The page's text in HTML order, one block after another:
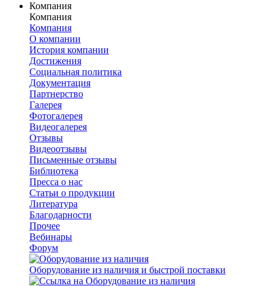
Компания
Компания
Компания
О компании
История компании
Достижения
Социальная политика
Документация
Партнерство
Галерея
Фотогалерея
Видеогалерея
Отзывы
Видеоотзывы
Письменные отзывы
Библиотека
Пресса о нас
Статьи о продукции
Литература
Благодарности
Прочее
Вебинары
Форум
Оборудование из наличия и быстрой поставки